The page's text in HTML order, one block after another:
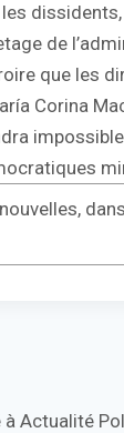
de
que les
Corina
Actualité